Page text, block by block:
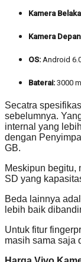
Kamera
Kamera
OS: Android
Baterai: 3000
Secatra
sebelumnya.
internal yang
dengan
GB.
Meskipun begitu,
SD yang
Beda lainnya
lebih baik
Untuk fitur
masih sama saja